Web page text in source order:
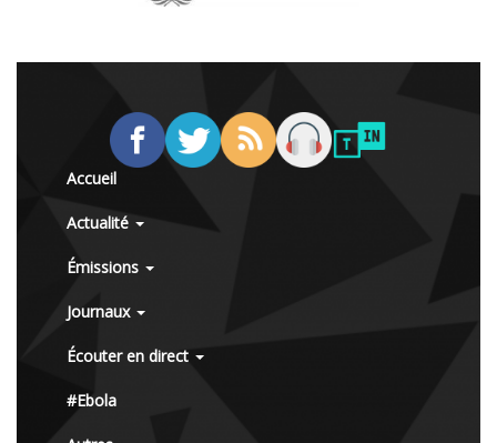
Accueil
Actualité
Émissions
Journaux
Écouter en direct
#Ebola